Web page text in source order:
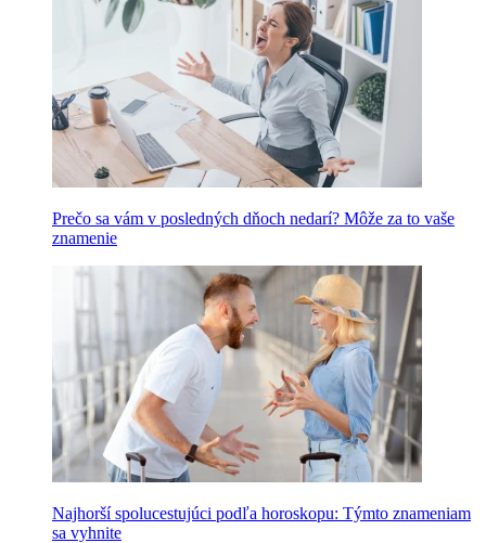
Prečo sa vám v posledných dňoch nedarí? Môže za to vaše
znamenie
Najhorší spolucestujúci podľa horoskopu: Týmto znameniam
sa vyhnite